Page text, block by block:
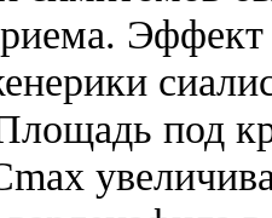
под